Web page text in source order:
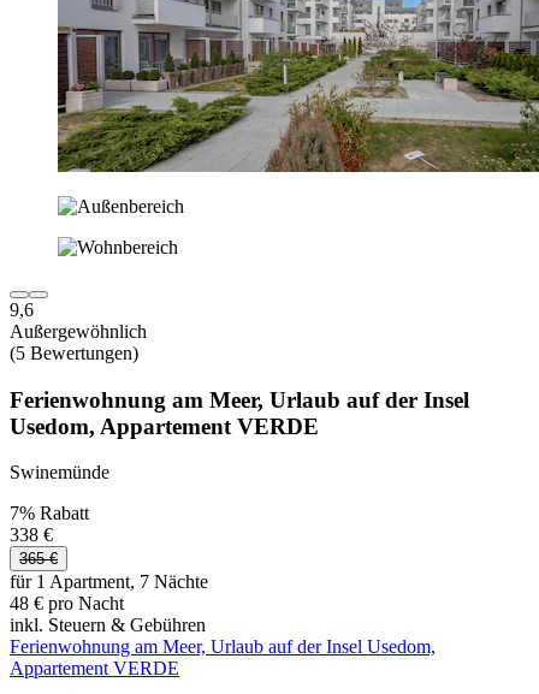
9,6
Außergewöhnlich
(5 Bewertungen)
Ferienwohnung am Meer, Urlaub auf der Insel
Usedom, Appartement VERDE
Swinemünde
7% Rabatt
338 €
365 €
für 1 Apartment, 7 Nächte
48 € pro Nacht
inkl. Steuern & Gebühren
Ferienwohnung am Meer, Urlaub auf der Insel Usedom,
Appartement VERDE